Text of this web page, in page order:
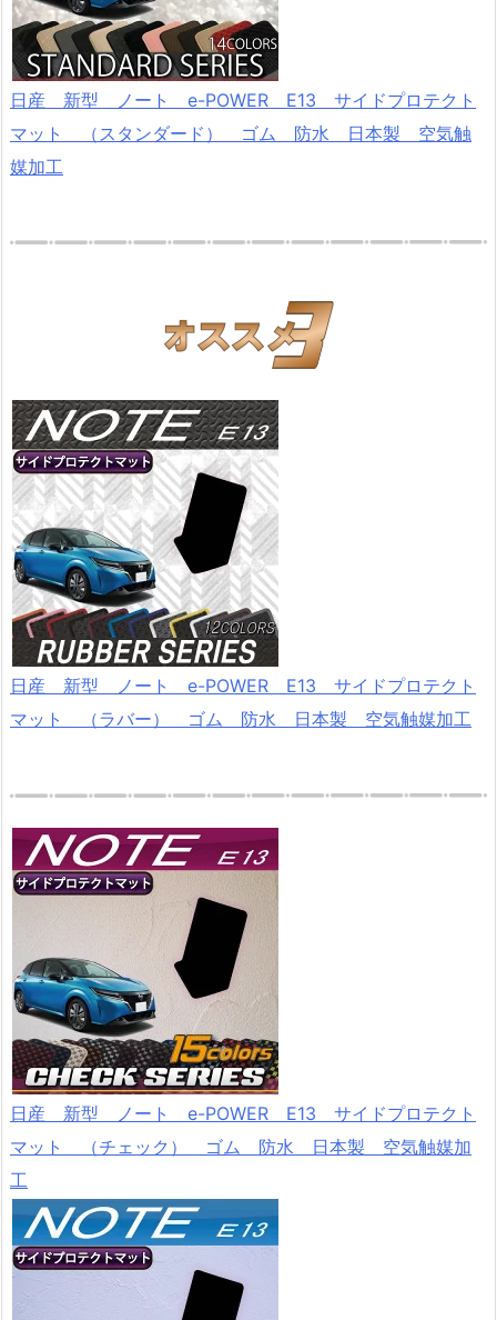
日産 新型 ノート e-POWER E13 サイドプロテクト
マット （スタンダード） ゴム 防水 日本製 空気触
媒加工
日産 新型 ノート e-POWER E13 サイドプロテクト
マット （ラバー） ゴム 防水 日本製 空気触媒加工
日産 新型 ノート e-POWER E13 サイドプロテクト
マット （チェック） ゴム 防水 日本製 空気触媒加
工